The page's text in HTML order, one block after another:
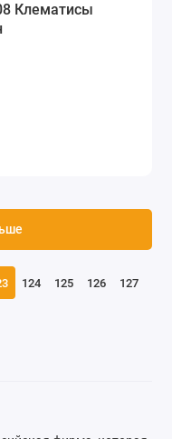
Клематисы
124 125 126 127